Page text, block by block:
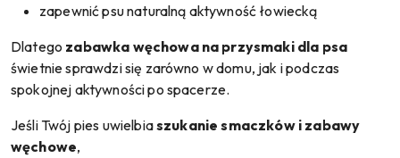
zapewnić psu naturalną aktywność łowiecką
Dlatego zabawka węchowa na przysmaki dla psa
świetnie sprawdzi się zarówno w domu, jak i podczas
spokojnej aktywności po spacerze.
Jeśli Twój pies uwielbiaszukanie smaczków i zabawy
węchowe,